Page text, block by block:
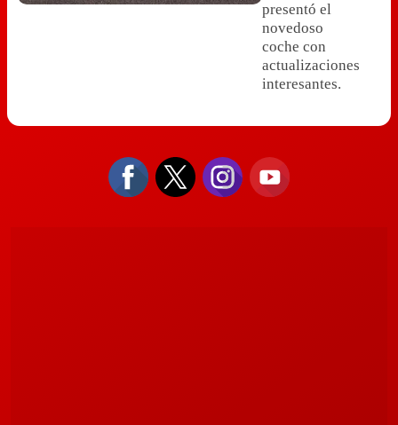
presentó el
novedoso
coche con
actualizaciones
interesantes.